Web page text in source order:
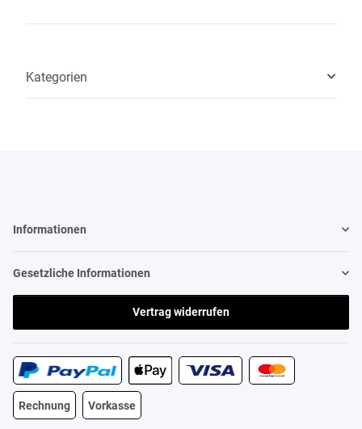
Kategorien
Informationen
Gesetzliche Informationen
Vertrag widerrufen
Rechnung Vorkasse